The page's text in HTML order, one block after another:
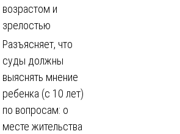
возрастом и
зрелостью
Разъясняет, что
суды должны
выяснять мнение
ребенка (с 10 лет)
по вопросам: о
месте жительства